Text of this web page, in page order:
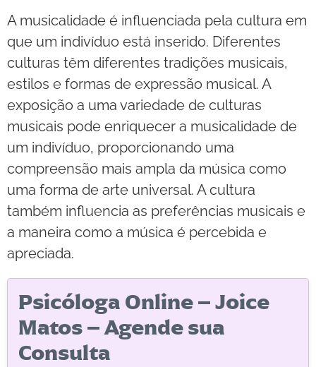
A musicalidade é influenciada pela cultura em
que um indivíduo está inserido. Diferentes
culturas têm diferentes tradições musicais,
estilos e formas de expressão musical. A
exposição a uma variedade de culturas
musicais pode enriquecer a musicalidade de
um indivíduo, proporcionando uma
compreensão mais ampla da música como
uma forma de arte universal. A cultura
também influencia as preferências musicais e
a maneira como a música é percebida e
apreciada.
Psicóloga Online – Joice
Matos – Agende sua
Consulta